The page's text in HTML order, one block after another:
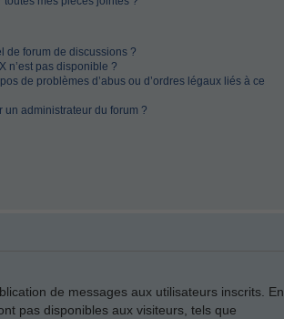
de forum de discussions ?
n’est pas disponible ?
de problèmes d’abus ou d’ordres légaux liés à ce
un administrateur du forum ?
de messages aux utilisateurs inscrits. En
pas disponibles aux visiteurs, tels que